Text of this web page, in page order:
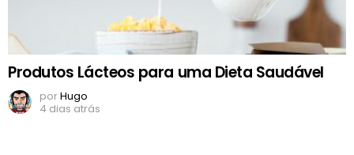
Produtos Lácteos para uma Dieta Saudável
porHugo
4 dias atrás